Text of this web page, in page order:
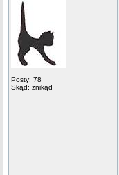
Posty: 78
Skąd: znikąd